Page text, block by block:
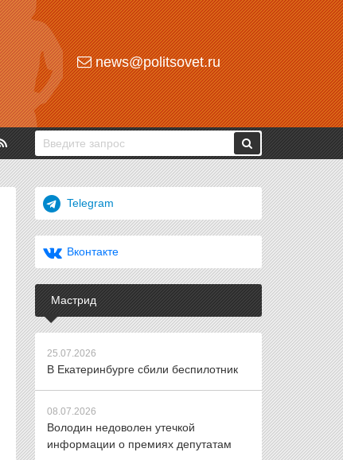
news@politsovet.ru
Telegram
Вконтакте
Мастрид
25.07.2026
В Екатеринбурге сбили беспилотник
08.07.2026
Володин недоволен утечкой
информации о премиях депутатам